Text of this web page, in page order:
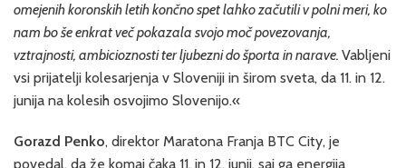
omejenih koronskih letih končno spet lahko začutili v polni meri, ko
nam bo še enkrat več pokazala svojo moč povezovanja,
vztrajnosti, ambicioznosti ter ljubezni do športa in narave. Vabljeni
vsi prijatelji kolesarjenja v Sloveniji in širom sveta, da 11. in 12.
junija na kolesih osvojimo Slovenijo.«
Gorazd Penko, direktor Maratona Franja BTC City, je
povedal, da že komaj čaka 11. in 12. junij, saj ga energija